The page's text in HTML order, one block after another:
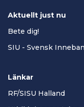
Aktuellt just nu
Bete dig!
SIU - Svensk
Länkar
RF/SISU Halland